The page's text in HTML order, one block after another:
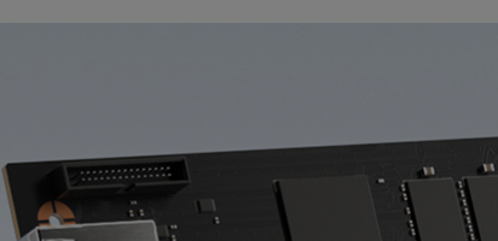
储访问，而目前还没有哪个DPU的速度能比NVIDIA
两个BlueField-2 DPU（ 数据处理器
）的每秒输入/输出
性能的4倍。